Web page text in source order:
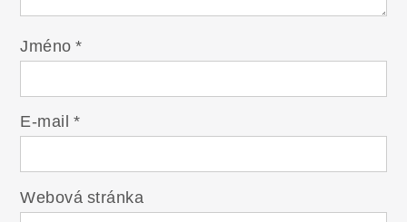
Jméno*
E-mail *
Webová stránka